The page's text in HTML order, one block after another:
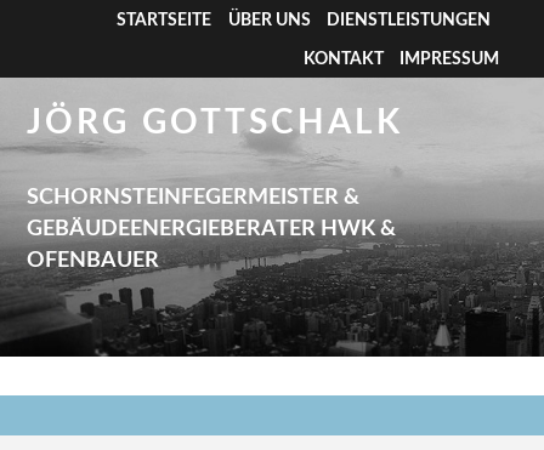
STARTSEITE ÜBER UNS DIENSTLEISTUNGEN
KONTAKT IMPRESSUM
JÖRG GOTTSCHALK
SCHORNSTEINFEGERMEISTER &
GEBÄUDEENERGIEBERATER HWK &
OFENBAUER